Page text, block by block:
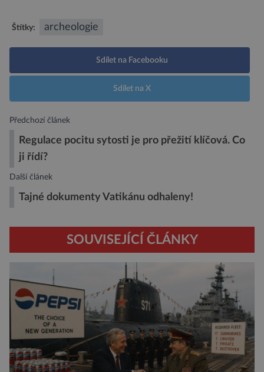
Štítky: archeologie
Sdílet na Facebooku
Sdílet na X
Předchozí článek
Regulace pocitu sytosti je pro přežití klíčová. Co
ji řídí?
Další článek
Tajné dokumenty Vatikánu odhaleny!
SOUVISEJÍCÍ ČLÁNKY